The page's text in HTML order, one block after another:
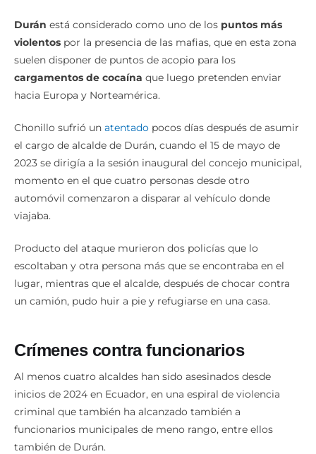
Durán está considerado como uno de los puntos más
violentos por la presencia de las mafias, que en esta zona
suelen disponer de puntos de acopio para los
cargamentos de cocaína que luego pretenden enviar
hacia Europa y Norteamérica.
Chonillo sufrió un atentado pocos días después de asumir
el cargo de alcalde de Durán, cuando el 15 de mayo de
2023 se dirigía a la sesión inaugural del concejo municipal,
momento en el que cuatro personas desde otro
automóvil comenzaron a disparar al vehículo donde
viajaba.
Producto del ataque murieron dos policías que lo
escoltaban y otra persona más que se encontraba en el
lugar, mientras que el alcalde, después de chocar contra
un camión, pudo huir a pie y refugiarse en una casa.
Crímenes contra funcionarios
Al menos cuatro alcaldes han sido asesinados desde
inicios de 2024 en Ecuador, en una espiral de violencia
criminal que también ha alcanzado también a
funcionarios municipales de meno rango, entre ellos
también de Durán.